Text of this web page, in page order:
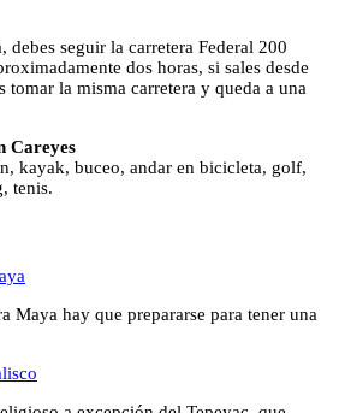
debes seguir la carretera Federal 200
dos horas, si sales desde
tomar la misma carretera y queda a una
Careyes
kayak, buceo, andar en bicicleta, golf,
tenis.
Maya hay que prepararse para tener una